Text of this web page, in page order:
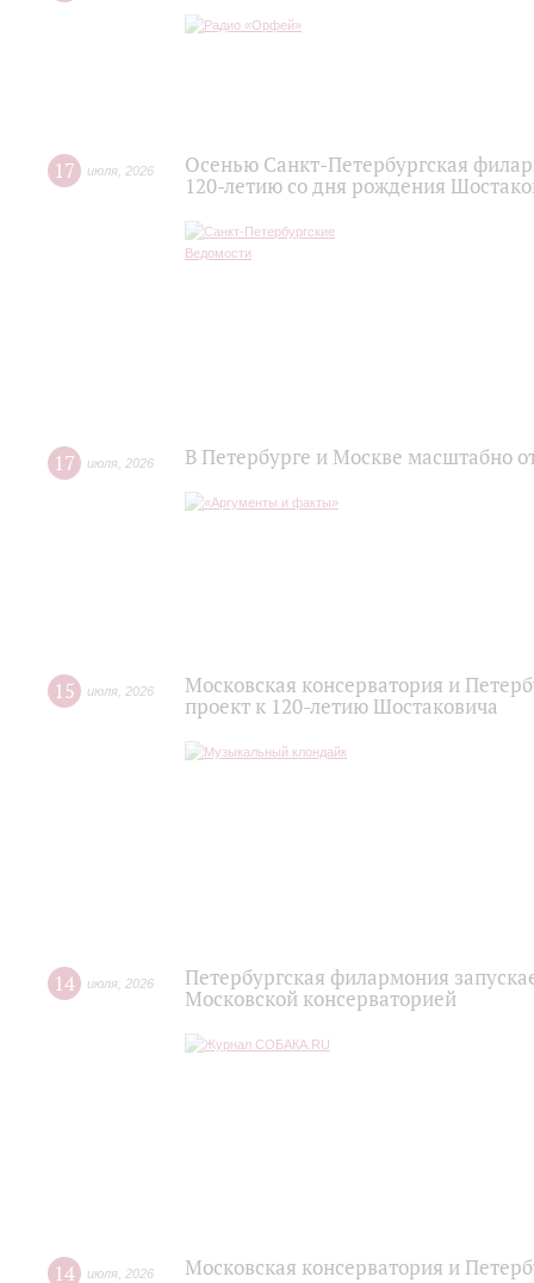
17 июля 2026
Осенью Санкт-Петербургская
120‑летию со дня рождения
17 июля 2026 В Петербурге и Москве масштабно
15 июля 2026
Московская консерватория и
проект к 120-летию Шостаковича
14 июля 2026
Петербургская филармония
Московской консерваторией
14 июля 2026
Московская консерватория и